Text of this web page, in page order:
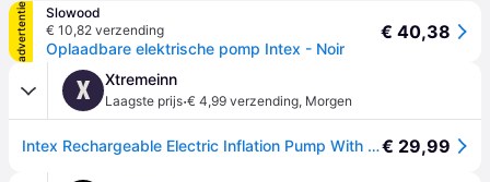
advertentie
Slowood
€ 10,82 verzending
Oplaadbare elektrische pomp Intex - Noir
€ 40,38
X Xtremeinn
Laagste prijs·€ 4,99 verzending, Morgen
Intex Rechargeable Electric Inflation Pump With Adaptor Zwart€ 29,99